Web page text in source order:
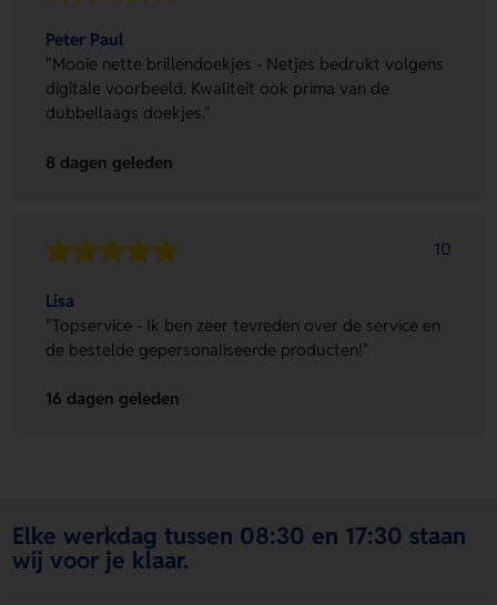
Peter Paul
"Mooie nette brillendoekjes - Netjes bedrukt volgens
digitale voorbeeld. Kwaliteit ook prima van de
dubbellaags doekjes."
8 dagen geleden
10
Lisa
"Topservice - Ik ben zeer tevreden over de service en
de bestelde gepersonaliseerde producten!"
16 dagen geleden
Elke werkdag tussen 08:30 en 17:30 staan
wij voor je klaar.